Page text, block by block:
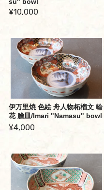
¥10,000
伊万里焼 色絵 舟人物柘榴文 輪
花 膾皿/Imari "Namasu" bowl
¥4,000